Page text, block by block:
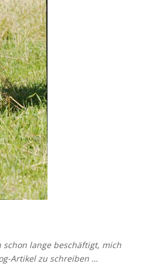
lange beschäftigt, mich
Artikel zu schreiben …